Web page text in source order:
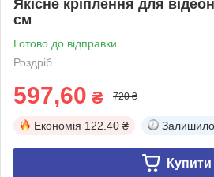
Якісне кріплення для
см
Готово до відправки
Роздріб
597,60 ₴ 720 ₴
Економія 122.40 ₴
Купити